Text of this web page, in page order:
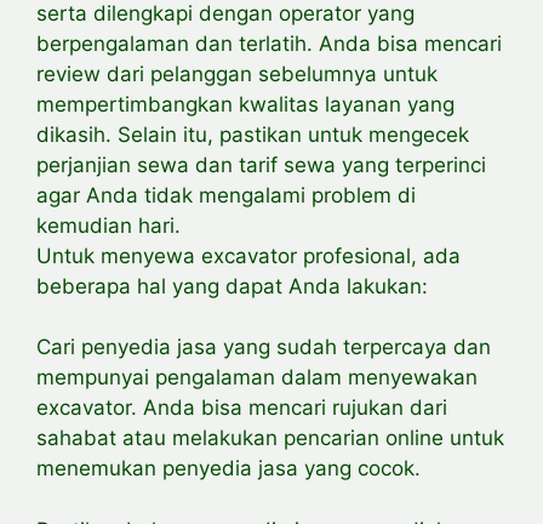
serta dilengkapi dengan operator yang
berpengalaman dan terlatih. Anda bisa mencari
review dari pelanggan sebelumnya untuk
mempertimbangkan kwalitas layanan yang
dikasih. Selain itu, pastikan untuk mengecek
perjanjian sewa dan tarif sewa yang terperinci
agar Anda tidak mengalami problem di
kemudian hari.
Untuk menyewa excavator profesional, ada
beberapa hal yang dapat Anda lakukan:
Cari penyedia jasa yang sudah terpercaya dan
mempunyai pengalaman dalam menyewakan
excavator. Anda bisa mencari rujukan dari
sahabat atau melakukan pencarian online untuk
menemukan penyedia jasa yang cocok.